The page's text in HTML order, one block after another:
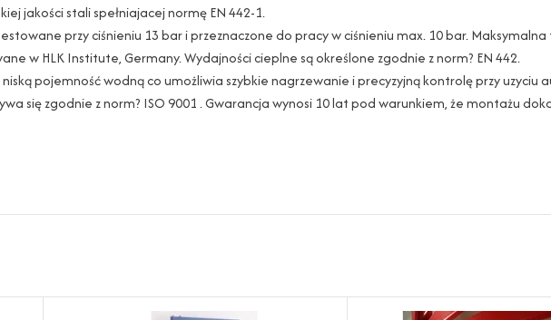
jakości stali spełniajacej normę EN 442-1.
przy ciśnieniu 13 bar i przeznaczone do pracy w ciśnieniu max. 10 bar.
w HLK Institute, Germany. Wydajności cieplne są określone zgodnie z norm? EN 442.
pojemność wodną co umożliwia szybkie nagrzewanie i precyzyjną kontrolę przy uzyciu
się zgodnie z norm? ISO 9001 . Gwarancja wynosi 10 lat pod warunkiem, że montażu